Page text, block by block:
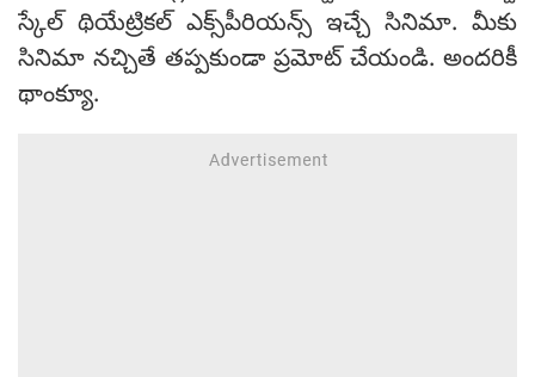
స్కేల్ థియేట్రికల్ ఎక్స్‌పీరియన్స్ ఇచ్చే సినిమా. మీకు
సినిమా నచ్చితే తప్పకుండా ప్రమోట్ చేయండి. అందరికీ
థాంక్యూ.